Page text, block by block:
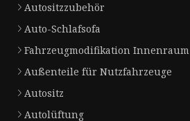
Autositzzubehör
Auto-Schlafsofa
Fahrzeugmodifikation Innenraum
Außenteile für Nutzfahrzeuge
Autositz
Autolüftung